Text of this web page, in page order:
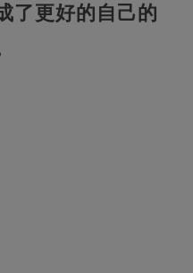
了更好的自己的